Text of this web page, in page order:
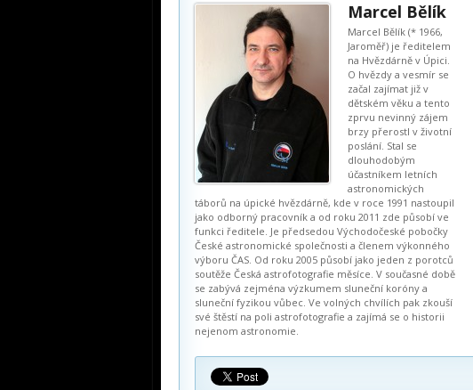
Marcel Bělík
Marcel Bělík (* 1966,
Jaroměř) je ředitelem
na Hvězdárně v Úpici.
O hvězdy a vesmír se
začal zajímat již v
dětském věku a tento
zprvu nevinný zájem
brzy přerostl v životní
poslání. Stal se
dlouhodobým
účastníkem letních
astronomických
táborů na úpické hvězdárně, kde v roce 1991 nastoupil
jako odborný pracovník a od roku 2011 zde působí ve
funkci ředitele. Je předsedou Východočeské pobočky
České astronomické společnosti a členem výkonného
výboru ČAS. Od roku 2005 působí jako jeden z porotců
soutěže Česká astrofotografie měsíce. V současné době
se zabývá zejména výzkumem sluneční koróny a
sluneční fyzikou vůbec. Ve volných chvílích pak zkouší
své štěstí na poli astrofotografie a zajímá se o historii
nejenom astronomie.